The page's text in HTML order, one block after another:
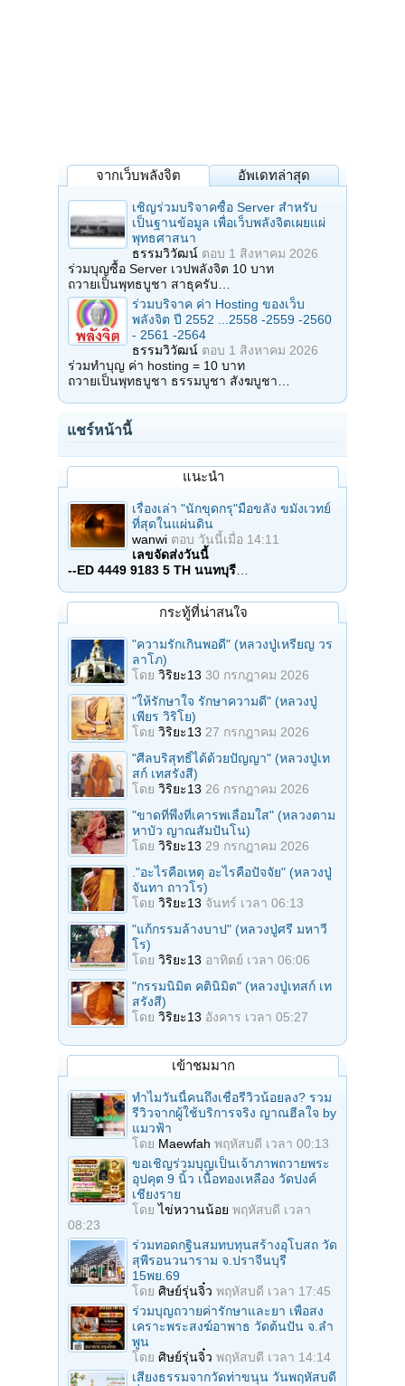
จากเว็บพลังจิต อัพเดทล่าสุด
เชิญร่วมบริจาคซื้อ Server สำหรับ
เป็นฐานข้อมูล เพื่อเว็บพลังจิตเผยแผ่
พุทธศาสนา
ธรรมวิวัฒน์ ตอบ 1 สิงหาคม 2026
ร่วมบุญซื้อ Server เวปพลังจิต 10 บาท
ถวายเป็นพุทธบูชา สาธุครับ…
ร่วมบริจาค ค่า Hosting ของเว็บ
พลังจิต ปี 2552 ...2558 -2559 -2560
- 2561 -2564
ธรรมวิวัฒน์ ตอบ 1 สิงหาคม 2026
ร่วมทำบุญ ค่า hosting = 10 บาท
ถวายเป็นพุทธบูชา ธรรมบูชา สังฆบูชา…
แชร์หน้านี้
แนะนำ
เรื่องเล่า "นักขุดกรุ"มือขลัง ขมังเวทย์
ที่สุดในแผ่นดิน
wanwi ตอบ วันนี้เมื่อ 14:11
เลขจัดส่งวันนี้
--ED 4449 9183 5 TH นนทบุรี
กระทู้ที่น่าสนใจ
"ความรักเกินพอดี" (หลวงปู่เหรียญ วร
ลาโภ)
โดย วิริยะ13 30 กรกฎาคม 2026
"ให้รักษาใจ รักษาความดี" (หลวงปู่
เพียร วิริโย)
โดย วิริยะ13 27 กรกฎาคม 2026
"ศีลบริสุทธิ์ได้ด้วยปัญญา" (หลวงปู่เท
สก์ เทสรังสี)
โดย วิริยะ13 26 กรกฎาคม 2026
"ขาดที่พึ่งที่เคารพเลื่อมใส" (หลวงตาม
หาบัว ญาณสัมปันโน)
โดย วิริยะ13 29 กรกฎาคม 2026
."อะไรคือเหตุ อะไรคือปัจจัย" (หลวงปู่
จันทา ถาวโร)
โดย วิริยะ13 จันทร์ เวลา 06:13
"แก้กรรมล้างบาป" (หลวงปู่ศรี มหาวี
โร)
โดย วิริยะ13 อาทิตย์ เวลา 06:06
"กรรมนิมิต คตินิมิต" (หลวงปู่เทสก์ เท
สรังสี)
โดย วิริยะ13 อังคาร เวลา 05:27
เข้าชมมาก
ทำไมวันนี้คนถึงเชื่อรีวิวน้อยลง? รวม
รีวิวจากผู้ใช้บริการจริง ญาณฮีลใจ by
แมวฟ้า
โดย Maewfah พฤหัสบดี เวลา 00:13
ขอเชิญร่วมบุญเป็นเจ้าภาพถวายพระ
อุปคุต 9 นิ้ว เนื้อทองเหลือง วัดปงค์
เชียงราย
โดยไข่หวานน้อย พฤหัสบดี เวลา
08:23
ร่วมทอดกฐินสมทบทุนสร้างอุโบสถ วัด
สุพีรอนวนาราม จ.ปราจีนบุรี
15พย.69
โดย ศิษย์รุ่นจิ๋ว พฤหัสบดี เวลา 17:45
ร่วมบุญถวายค่ารักษาและยา เพื่อสง
เคราะพระสงฆ์อาพาธ วัดต้นปัน จ.ลํา
พูน
โดย ศิษย์รุ่นจิ๋ว พฤหัสบดี เวลา 14:14
เสียงธรรมจากวัดท่าขนุน วันพฤหัสบดี